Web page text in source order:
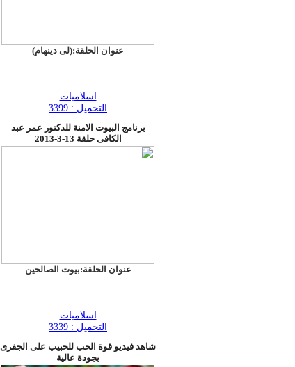
عنوان الحلقة:(لى دينهام)
اسلاميات
التحميل : 3399
برنامج البيوت الامنة للدكتور عمر عبد
الكافى حلقة 13-3-2013
عنوان الحلقة:بيوت الصالحين
اسلاميات
التحميل : 3339
شاهد فيديو قوة الحب للحبيب على الجفرى
بجودة عالية